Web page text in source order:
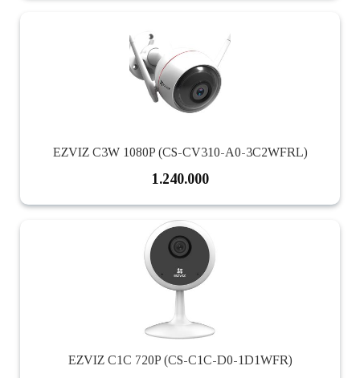
EZVIZ C3W 1080P (CS-CV310-A0-3C2WFRL)
1.240.000
EZVIZ C1C 720P (CS-C1C-D0-1D1WFR)